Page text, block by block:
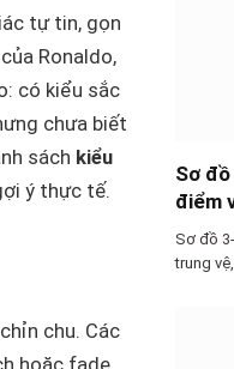
tự tin, gọn
Ronaldo,
có kiểu sắc
chưa biết
sách kiểu
ý thực tế.
chu. Các
Sơ
điểm
Sơ đồ
trung vệ,